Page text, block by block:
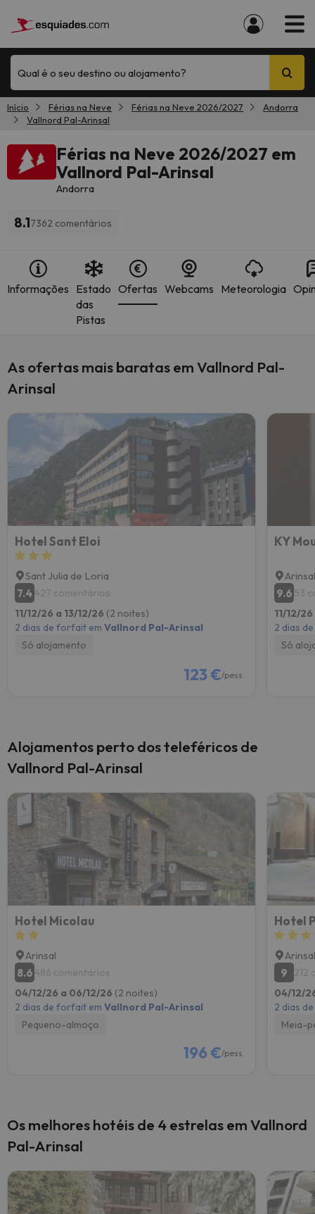
Qual é o seu destino ou alojamento?
Início Férias na Neve Férias na Neve 2026/2027
Andorra
Vallnord Pal-Arinsal
Férias na Neve 2026/2027 em
Vallnord Pal-Arinsal
Andorra
8.17362 comentários
Informações Estado
das
Pistas
Ofertas Webcams Meteorologia
As ofertas mais baratas em Vallnord Pal-
Arinsal
Hotel Sant Eloi
Sant Julia de Loria
7.4427 comentários
11/12/26 a 13/12/26 (2 noites)
2 dias de forfait em Vallnord Pal-Arinsal
Só alojamento
123 €/pess.
KY
9.6 53
11/12/
2 dias
Só
Alojamentos perto dos teleféricos de
Vallnord Pal-Arinsal
Hotel Micolau
Arinsal
8.6486 comentários
04/12/26 a 06/12/26 (2 noites)
2 dias de forfait em Vallnord Pal-Arinsal
Pequeno-almoço
196 €/pess.
9
212
04/12/
2 dias
Meia-
Os melhores hotéis de 4 estrelas em Vallnord
Pal-Arinsal